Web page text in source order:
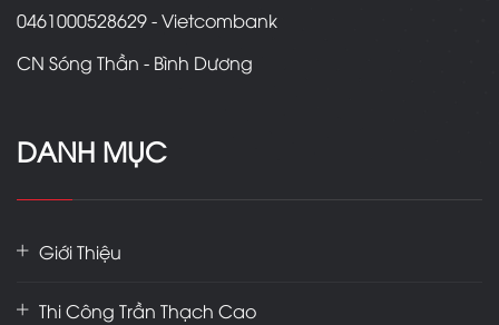
0461000528629 - Vietcombank
CN Sóng Thần - Bình Dương
DANH MỤC
Giới Thiệu
Thi Công Trần Thạch Cao